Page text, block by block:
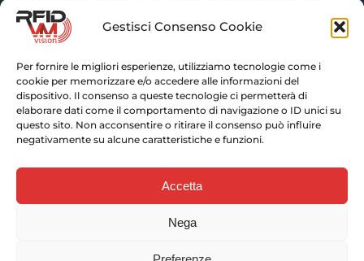
Gestisci Consenso Cookie
Per fornire le migliori esperienze, utilizziamo tecnologie come i
cookie per memorizzare e/o accedere alle informazioni del
dispositivo. Il consenso a queste tecnologie ci permetterà di
elaborare dati come il comportamento di navigazione o ID unici su
questo sito. Non acconsentire o ritirare il consenso può influire
negativamente su alcune caratteristiche e funzioni.
Accetta
Nega
Le tecnologie “Game Changer” della
logistica nel 2026
Tecnologie RFID: tracciabilità e controllo
avanzato per la logistica di magazzino
EFFETTI| Copywriter: